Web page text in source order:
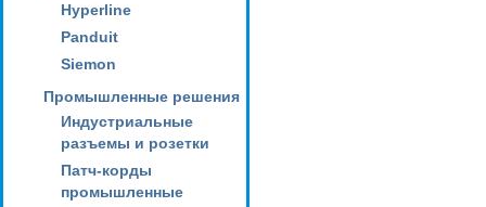
Hyperline
Panduit
Siemon
Промышленные решения
Индустриальные
разъемы и розетки
Патч-корды
промышленные